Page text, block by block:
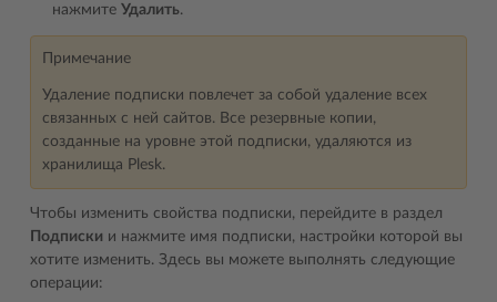
нажмите Удалить.
Примечание
Удаление подписки повлечет за собой удаление всех
связанных с ней сайтов. Все резервные копии,
созданные на уровне этой подписки, удаляются из
хранилища Plesk.
Чтобы изменить свойства подписки, перейдите в раздел
Подписки и нажмите имя подписки, настройки которой вы
хотите изменить. Здесь вы можете выполнять следующие
операции: